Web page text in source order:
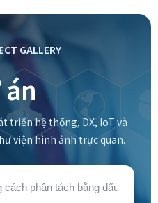
GALLERY
án
triển hệ thống, DX, IoT và
viện hình ảnh trực quan.